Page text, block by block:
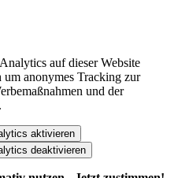
auf dieser Website
anonymes Tracking zur
und der